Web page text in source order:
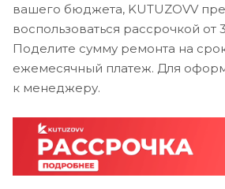
вашего бюджета, KUTUZOVV
воспользоваться рассрочкой от
Поделите сумму ремонта на
ежемесячный платеж. Для
к менеджеру.